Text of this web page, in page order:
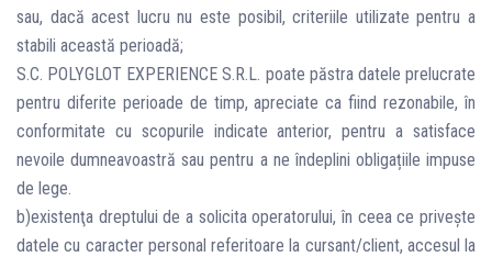
sau, dacă acest lucru nu este posibil, criteriile utilizate pentru a
stabili această perioadă;
S.C. POLYGLOT EXPERIENCE S.R.L. poate păstra datele prelucrate
pentru diferite perioade de timp, apreciate ca fiind rezonabile, în
conformitate cu scopurile indicate anterior, pentru a satisface
nevoile dumneavoastră sau pentru a ne îndeplini obligațiile impuse
de lege.
b)existenţa dreptului de a solicita operatorului, în ceea ce priveşte
datele cu caracter personal referitoare la cursant/client, accesul la